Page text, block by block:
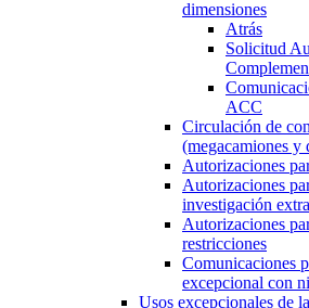
dimensiones
Atrás
Solicitud
ACC
Circulación de
(megacamiones y
Autorizaciones
Autorizaciones
investigación
Autorizaciones
restricciones
Comunicaciones
excepcional con
Usos excepcionales de